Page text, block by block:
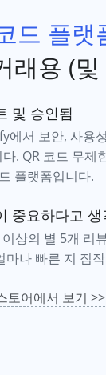
드 플랫
래용 (
및 승인됨
에서 보안, 사용
. QR 코드 무제
플랫폼입니다.
중요하다고 생
상의 별 5개 리
마나 빠른 지 짐
토어에서 보기 >>